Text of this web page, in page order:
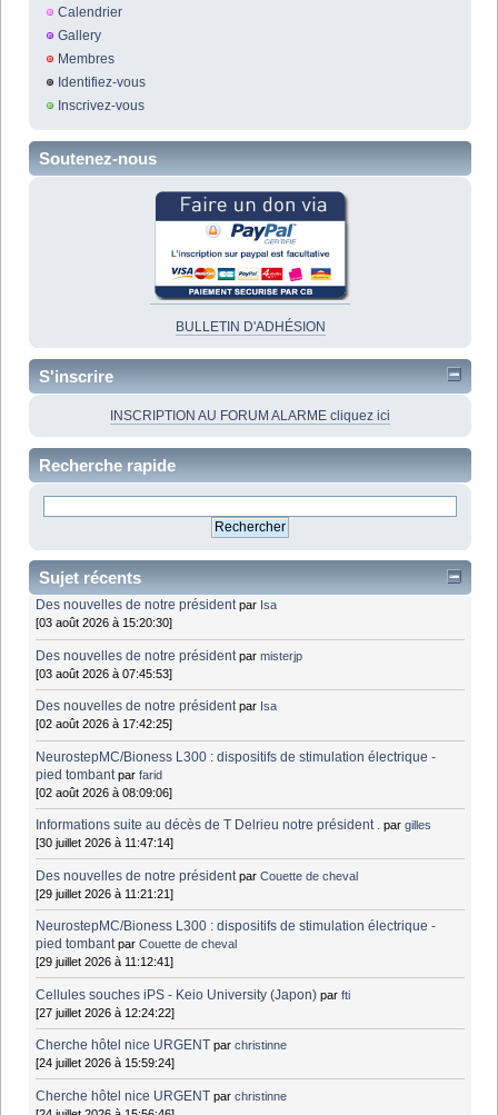
Calendrier
Gallery
Membres
Identifiez-vous
Inscrivez-vous
Soutenez-nous
BULLETIN D'ADHÉSION
S'inscrire
INSCRIPTION AU FORUM ALARME cliquez ici
Recherche rapide
Sujet récents
Des nouvelles de notre président par Isa
[03 août 2026 à 15:20:30]
Des nouvelles de notre président parmisterjp
[03 août 2026 à 07:45:53]
Des nouvelles de notre président par Isa
[02 août 2026 à 17:42:25]
NeurostepMC/Bioness L300 : dispositifs de stimulation électrique -
pied tombant parfarid
[02 août 2026 à 08:09:06]
Informations suite au décès de T Delrieu notre président . pargilles
[30 juillet 2026 à 11:47:14]
Des nouvelles de notre président parCouette de cheval
[29 juillet 2026 à 11:21:21]
NeurostepMC/Bioness L300 : dispositifs de stimulation électrique -
pied tombant parCouette de cheval
[29 juillet 2026 à 11:12:41]
Cellules souches iPS - Keio University (Japon) parfti
[27 juillet 2026 à 12:24:22]
Cherche hôtel nice URGENT parchristinne
[24 juillet 2026 à 15:59:24]
Cherche hôtel nice URGENT parchristinne